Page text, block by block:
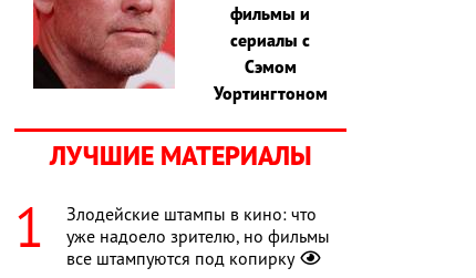
фильмы и
сериалы с
Сэмом
Уортингтоном
ЛУЧШИЕ МАТЕРИАЛЫ
Злодейские штампы в кино: что
уже надоело зрителю, но фильмы
все штампуются под копирку